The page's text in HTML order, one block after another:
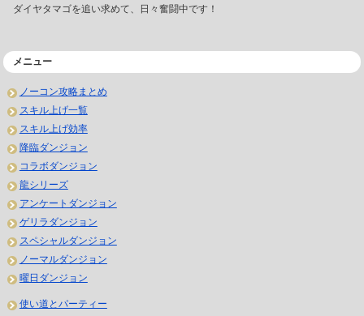
ダイヤタマゴを追い求めて、日々奮闘中です！
メニュー
ノーコン攻略まとめ
スキル上げ一覧
スキル上げ効率
降臨ダンジョン
コラボダンジョン
龍シリーズ
アンケートダンジョン
ゲリラダンジョン
スペシャルダンジョン
ノーマルダンジョン
曜日ダンジョン
使い道とパーティー